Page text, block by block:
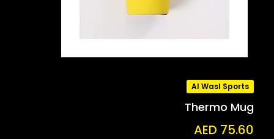
Al Wasl Sports
Thermo Mug
AED 75.60